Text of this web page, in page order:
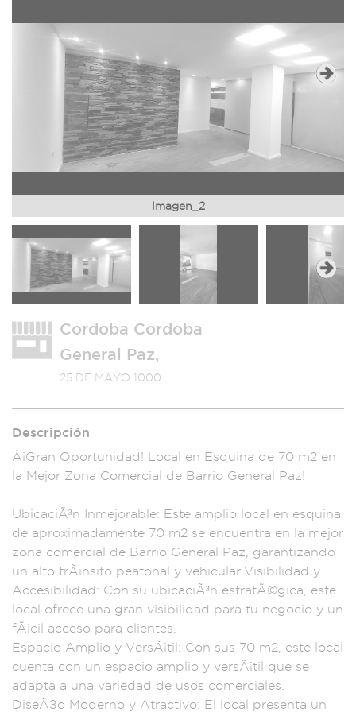
Imagen_2
Cordoba Cordoba
General Paz,
25 DE MAYO 1000
Descripción
Â¡Gran Oportunidad! Local en Esquina de 70 m2 en
la Mejor Zona Comercial de Barrio General Paz!
UbicaciÃ³n Inmejorable: Este ampl io local en esquina
de aproximadamente 70 m2 se encuentra en la mejor
zona comercial de Barrio General Paz, garantizando
un alto trÃ¡nsito peatonal y vehicular.Visibilidad y
Accesibilidad: Con su ubicaciÃ³n estratÃ©gica, este
ocal ofrece una gran visibi lidad para tu negocio y un
fÃ¡cil acceso para cl ientes.
Espacio Amplio y VersÃ¡til: Con sus 70 m2, este local
cuenta con un espacio amplio y versÃ¡til que se
adapta a una variedad de usos comerciales.
DiseÃ±o Moderno y Atractivo: El
local presenta un